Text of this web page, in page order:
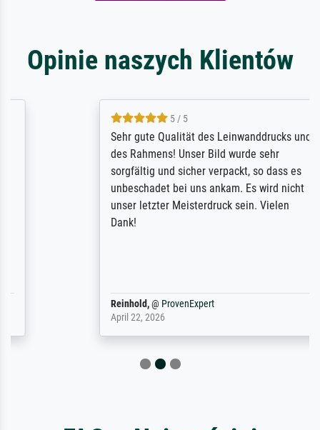
Opinie naszych Klientów
5 / 5
Sehr gute Qualität des Leinwanddrucks und
des Rahmens! Unser Bild wurde sehr
sorgfältig und sicher verpackt, so dass es
unbeschadet bei uns ankam. Es wird nicht
unser letzter Meisterdruck sein. Vielen
ProvenExpert
April 22, 2026